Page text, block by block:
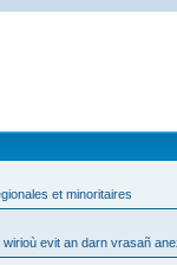
et minoritaires
evit an darn vrasañ